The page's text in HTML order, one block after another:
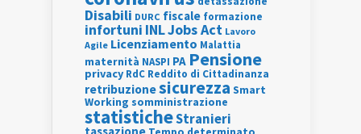
Disabili DURC fiscale formazione
infortuni INLJobs Act Lavoro
Agile Licenziamento Malattia
maternità NASPI PA Pensione
privacy RdC Reddito di Cittadinanza
retribuzionesicurezza Smart
Working somministrazione
statisticheStranieri